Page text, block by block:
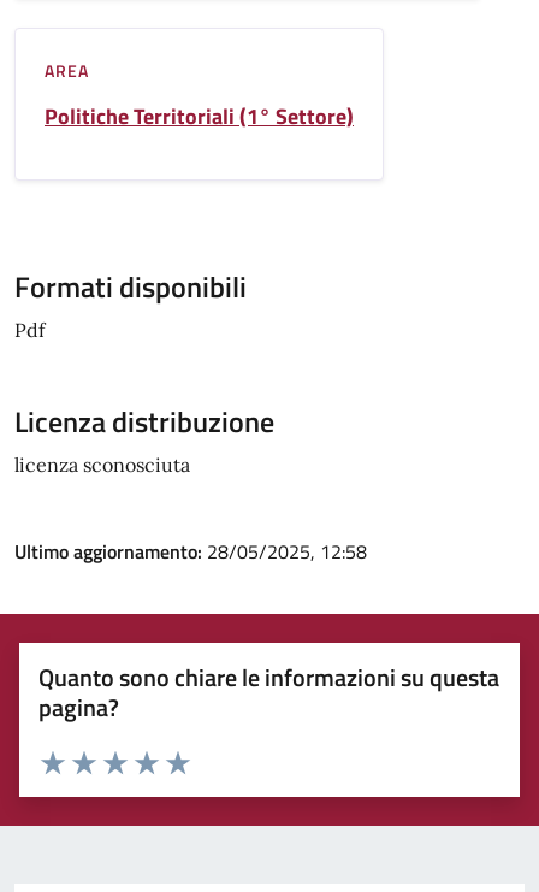
AREA
Politiche Territoriali (1° Settore)
Formati disponibili
Pdf
Licenza distribuzione
licenza sconosciuta
Ultimo aggiornamento: 28/05/2025, 12:58
Quanto sono chiare le informazioni su questa
pagina?
Rating:
Valuta 5 stelle su 5
Valuta 4 stelle su 5
Valuta 3 stelle su 5
Valuta 2 stelle su 5
Valuta 1 stelle su 5